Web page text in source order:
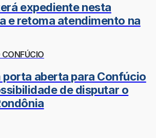
expediente nesta
e retoma atendimento na
porta aberta para Confúcio
de disputar o